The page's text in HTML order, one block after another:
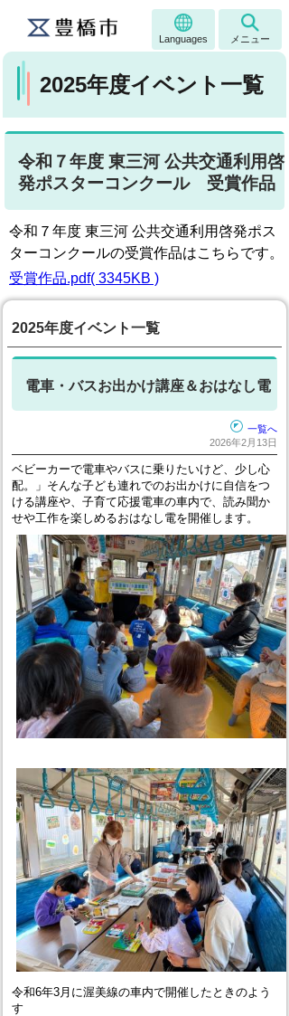
Languages メニュー
2025年度イベント一覧
令和７年度 東三河 公共交通利用啓
発ポスターコンクール 受賞作品
令和７年度 東三河 公共交通利用啓発ポス
ターコンクールの受賞作品はこちらです。
受賞作品.pdf( 3345KB )
2025年度イベント一覧
電車・バスお出かけ講座＆おはなし電
一覧へ
2026年2月13日
ベビーカーで電車やバスに乗りたいけど、少し心
配。」そんな子ども連れでのお出かけに自信をつ
ける講座や、子育て応援電車の車内で、読み聞か
せや工作を楽しめるおはなし電を開催します。
令和6年3月に渥美線の車内で開催したときのよう
す